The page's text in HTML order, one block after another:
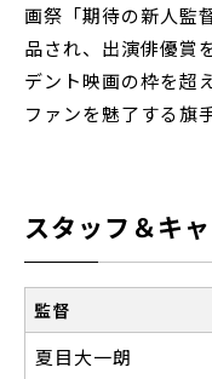
画祭「期待の新人監
品され、出演俳優賞
デント映画の枠を超
ファンを魅了する旗
スタッフ＆キ
監督
夏目大一朗